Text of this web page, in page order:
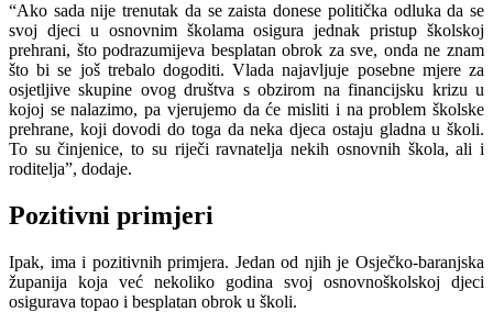
“Ako sada nije trenutak da se zaista donese politička odluka da se
svoj djeci u osnovnim školama osigura jednak pristup školskoj
prehrani, što podrazumijeva besplatan obrok za sve, onda ne znam
što bi se još trebalo dogoditi. Vlada najavljuje posebne mjere za
osjetljive skupine ovog društva s obzirom na financijsku krizu u
kojoj se nalazimo, pa vjerujemo da će misliti i na problem školske
prehrane, koji dovodi do toga da neka djeca ostaju gladna u školi.
To su činjenice, to su riječi ravnatelja nekih osnovnih škola, ali i
roditelja”, dodaje.
Pozitivni primjeri
Ipak, ima i pozitivnih primjera. Jedan od njih je Osječko-baranjska
županija koja već nekoliko godina svoj osnovnoškolskoj djeci
osigurava topao i besplatan obrok u školi.